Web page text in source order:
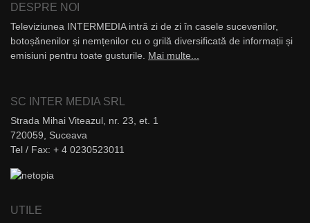
DESPRE NOI
Televiziunea INTERMEDIA intră zi de zi în casele sucevenilor,
botoșănenilor și nemțenilor cu o grilă diversificată de informații și
emisiuni pentru toate gusturile. Mai multe...
SC INTER MEDIA SRL
Strada Mihai Viteazul, nr. 23, et. 1
720059, Suceava
Tel / Fax: + 4 0230523011
UTILE